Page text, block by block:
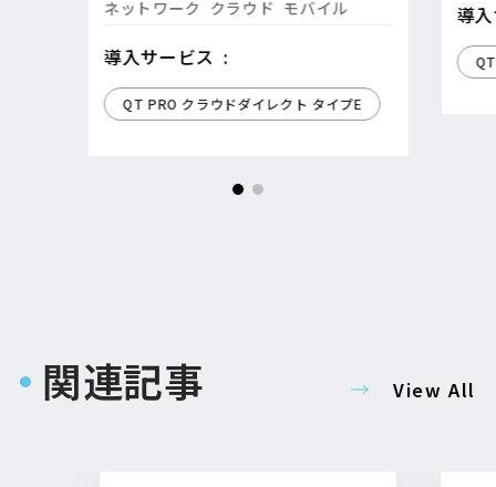
関連記事 View All